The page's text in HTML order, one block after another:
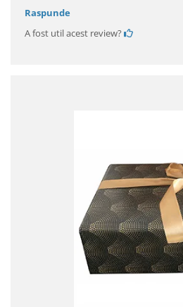
Raspunde
A fost util acest review?